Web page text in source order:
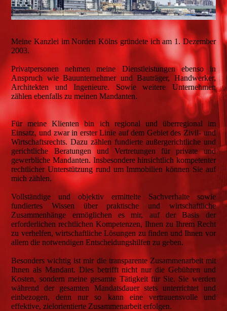
Meine Kanzlei im Norden Kölns gründete ich am 1. Dezember
2003.
Privatpersonen nehmen meine Dienstleistungen ebenso in
Anspruch wie Bauunternehmer und Bauträger, Handwerker,
Architekten und Ingenieure. Sowie weitere Unternehmen
zählen ebenfalls zu meinen Mandanten.
Für meine Klienten bin ich regional und überregional im
Einsatz, und zwar in erster Linie auf dem Gebiet des Zivil- und
Wirtschaftsrechts. Dazu zählen fundierte außergerichtliche und
gerichtliche Beratungen und Vertretungen für private und
gewerbliche Mandanten. Insbesondere hinsichtlich kompetenter
rechtlicher Unterstützung rund um Immobilien können Sie auf
mich zählen.
Vollständige und objektiv ermittelte Sachverhalte sowie
fundiertes Wissen über praktische und wirtschaftliche
Zusammenhänge ermöglichen es mir, auf der Basis der
erforderlichen rechtlichen Kompetenzen, Ihnen zu Ihrem Recht
zu verhelfen, wirtschaftliche Lösungen zu finden und Ihnen vor
allem die notwendigen Entscheidungshilfen zu geben.
Besonders wichtig ist mir die transparente Zusammenarbeit mit
Ihnen als Mandant. Dies betrifft nicht nur die Gebühren und
Kosten, sondern meine gesamte Tätigkeit für Sie. Sie werden
während der gesamten Mandatsdauer stets unterrichtet und
einbezogen, denn nur so kann eine vertrauensvolle und
effektive, zielorientierte Zusammenarbeit erfolgen.